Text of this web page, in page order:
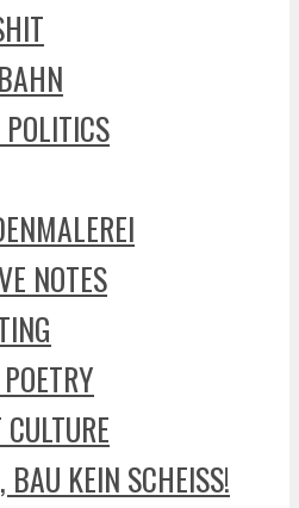
NOTES
BAU KEIN SCHEISS!